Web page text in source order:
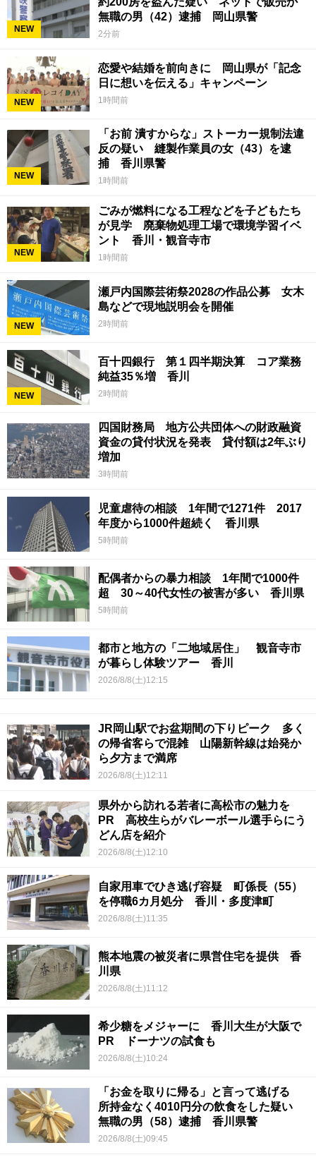
NEW
無職の男（42）逮捕 岡山県警
2分前
NEW
恋愛や結婚を前向きに 岡山県が「記念
日に想いを伝える」キャンペーン
1時間前
NEW
「お前 潰すからな」ストーカー規制法違
反の疑い 縫製作業員の女（43）を逮
捕 香川県警
1時間前
NEW
ごみが燃料になる工程などを子どもたち
が見学 廃棄物処理工場で環境学習イベ
ント 香川・観音寺市
1時間前
NEW
瀬戸内国際芸術祭2028の作品公募 女木
島などで現地説明会を開催
2時間前
NEW
百十四銀行 第１四半期決算 コア業務
純益35％増 香川
2時間前
四国財務局 地方公共団体への財政融資
資金の貸付状況を発表 貸付額は2年ぶり
増加
3時間前
児童虐待の相談 1年間で1271件 2017
年度から1000件超続く 香川県
5時間前
配偶者からの暴力相談 1年間で1000件
超 30～40代女性の被害が多い 香川県
5時間前
都市と地方の「二地域居住」 観音寺市
が暮らし体験ツアー 香川
2026/8/8(土)12:15
JR岡山駅でお盆期間の下りピーク 多く
の帰省客らで混雑 山陽新幹線は始発か
ら夕方まで満席
2026/8/8(土)12:11
県外から訪れる若者に高松市の魅力を
PR 高校生らがバレーボール選手らにう
どん店を紹介
2026/8/8(土)12:10
自家用車でひき逃げ容疑 町係長（55）
を停職6カ月処分 香川・多度津町
2026/8/8(土)11:35
熊本地震の被災者に県営住宅を提供 香
川県
2026/8/8(土)11:12
希少糖をメジャーに 香川大生が大阪で
PR ドーナツの試食も
2026/8/8(土)10:24
「お金を取りに帰る」と言って逃げる
所持金なく4010円分の飲食をした疑い
無職の男（58）逮捕 香川県警
2026/8/8(土)09:45